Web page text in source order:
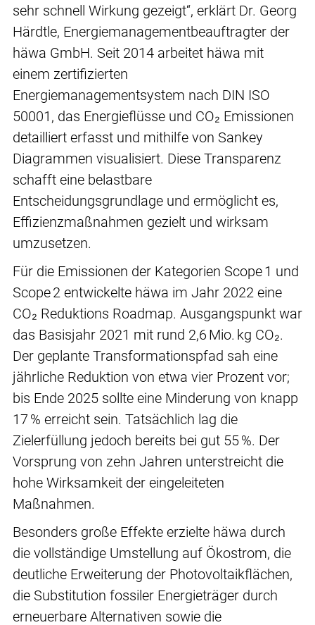
sehr schnell Wirkung gezeigt“, erklärt Dr. Georg
Härdtle, Energiemanagementbeauftragter der
häwa GmbH. Seit 2014 arbeitet häwa mit
einem zertifizierten
Energiemanagementsystem nach DIN ISO
50001, das Energieflüsse und CO₂ Emissionen
detailliert erfasst und mithilfe von Sankey
Diagrammen visualisiert. Diese Transparenz
schafft eine belastbare
Entscheidungsgrundlage und ermöglicht es,
Effizienzmaßnahmen gezielt und wirksam
umzusetzen.
Für die Emissionen der Kategorien Scope 1 und
Scope 2 entwickelte häwa im Jahr 2022 eine
CO₂ Reduktions Roadmap. Ausgangspunkt war
das Basisjahr 2021 mit rund 2,6 Mio. kg CO₂.
Der geplante Transformationspfad sah eine
jährliche Reduktion von etwa vier Prozent vor;
bis Ende 2025 sollte eine Minderung von knapp
17 % erreicht sein. Tatsächlich lag die
Zielerfüllung jedoch bereits bei gut 55 %. Der
Vorsprung von zehn Jahren unterstreicht die
hohe Wirksamkeit der eingeleiteten
Maßnahmen.
Besonders große Effekte erzielte häwa durch
die vollständige Umstellung auf Ökostrom, die
deutliche Erweiterung der Photovoltaikflächen,
die Substitution fossiler Energieträger durch
erneuerbare Alternativen sowie die